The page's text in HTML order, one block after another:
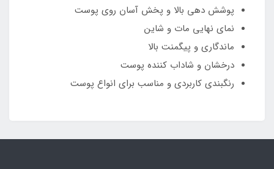
پوشش دهی بالا و پخش آسان روی پوست
نمای نهایی مات و شاین
ماندگاری و پیگمنت بالا
درخشان و شاداب کننده پوست
رنگبندی کاربردی و مناسب برای انواع پوست